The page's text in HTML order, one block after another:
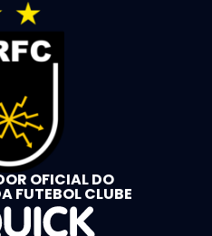
OFICIAL DO
FUTEBOL CLUBE